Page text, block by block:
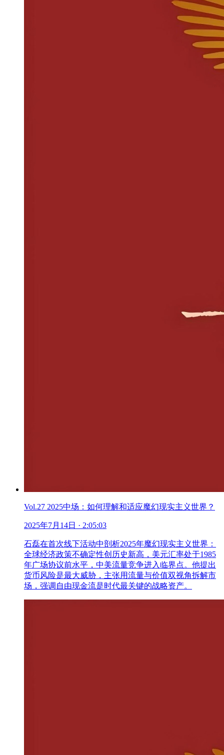
Vol.27 2025中场：如何理解和适应魔幻现实主义世界？
2025年7月14日 · 2:05:03
石磊在首次线下活动中剖析2025年魔幻现实主义世界：
全球经济政策不确定性创历史新高，美元汇率处于1985
年广场协议前水平，中美流量竞争进入临界点。他提出
货币风险是最大威胁，主张用流量与价值双视角拆解市
场，强调自由现金流是时代最关键的战略资产。